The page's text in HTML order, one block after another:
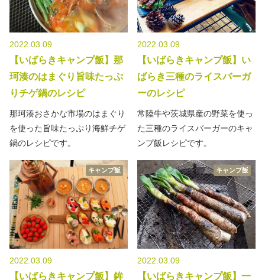
2022.03.09
【いばらきキャンプ飯】那
珂湊のはまぐり旨味たっぷ
りチゲ鍋のレシピ
那珂湊おさかな市場のはまぐり
を使った旨味たっぷり海鮮チゲ
鍋のレシピです。
2022.03.09
【いばらきキャンプ飯】い
ばらき三種のライスバーガ
ーのレシピ
常陸牛や茨城県産の野菜を使っ
た三種のライスバーガーのキャ
ンプ飯レシピです。
キャンプ飯
2022.03.09
【いばらきキャンプ飯】鉾
キャンプ飯
2022.03.09
【いばらきキャンプ飯】一